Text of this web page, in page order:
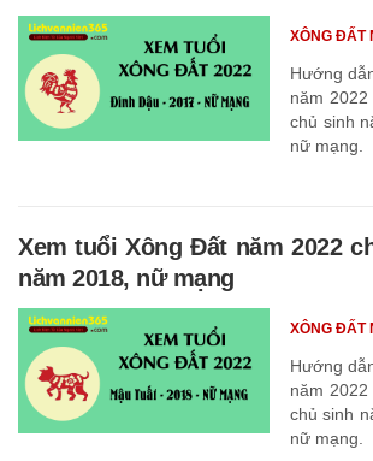
Hướng
năm
chủ sinh
nữ mạng.
XÔNG ĐẤT
Xem tuổi Xông Đất năm 2022
năm 2018, nữ mạng
Hướng
năm
chủ sinh
nữ mạng.
XÔNG ĐẤT